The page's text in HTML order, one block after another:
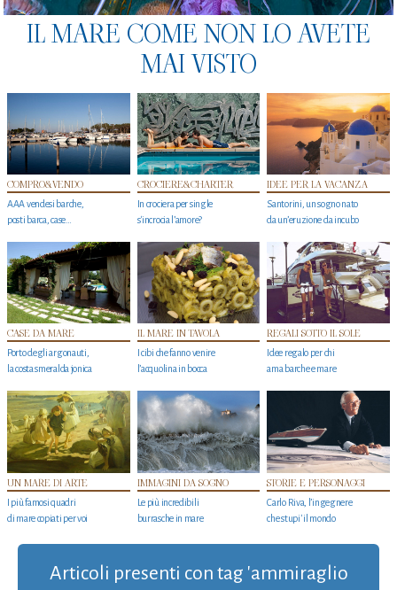
IL MARE COME NON LO AVETE
MAI VISTO
COMPRO&VENDO
AAA vendesi barche,
posti barca, case…
CROCIERE&CHARTER
In crociera per single
s'incrocia l’amore?
IDEE PER LA VACANZA
Santorini, un sogno nato
da un’eruzione da incubo
CASE DA MARE
Porto degli argonauti,
la costa smeralda jonica
IL MARE IN TAVOLA
I cibi che fanno venire
l’acquolina in bocca
REGALI SOTTO IL SOLE
Idee regalo per chi
ama barche e mare
UN MARE DI ARTE
I più famosi quadri
di mare copiati per voi
IMMAGINI DA SOGNO
Le più incredibili
burrasche in mare
STORIE E PERSONAGGI
Carlo Riva, l’ingegnere
che stupi' il mondo
Articoli presenti con tag 'ammiraglio